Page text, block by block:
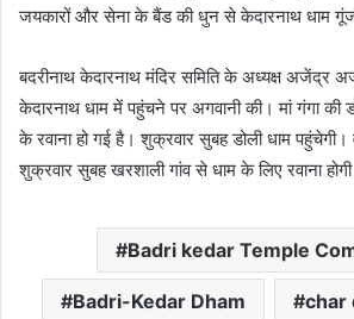
जयकारों और सेना के बैंड की धुन से केदारनाथ धाम
बदरीनाथ केदारनाथ मंदिर समिति के अध्यक्ष अजेंद्र
केदारनाथ धाम में पहुंचने पर अगवानी की। मां गंगा की
के रवाना हो गई है। शुक्रवार सुबह डोली धाम पहुंचेगी।
शुक्रवार सुबह खरशाली गांव से धाम के लिए रवाना
Badri kedar Temple
Badri-Kedar Dham char